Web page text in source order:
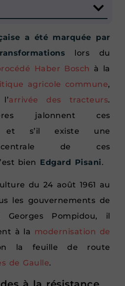
a été marquée par
lors du
Haber Bosch à la
agricole commune,
arrivée des tracteurs.
jalonnent ces
et s’il existe une
centrale de ces
bien Edgard Pisani.
du 24 août 1961 au
les gouvernements de
Pompidou, il
à la modernisation de
la feuille de route
de Gaulle.